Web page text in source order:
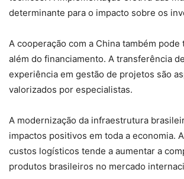
determinante para o impacto sobre os
A cooperação com a China também
além do financiamento. A transferência
experiência em gestão de projetos são
valorizados por especialistas.
A modernização da infraestrutura
impactos positivos em toda a economia.
custos logísticos tende a aumentar a
produtos brasileiros no mercado